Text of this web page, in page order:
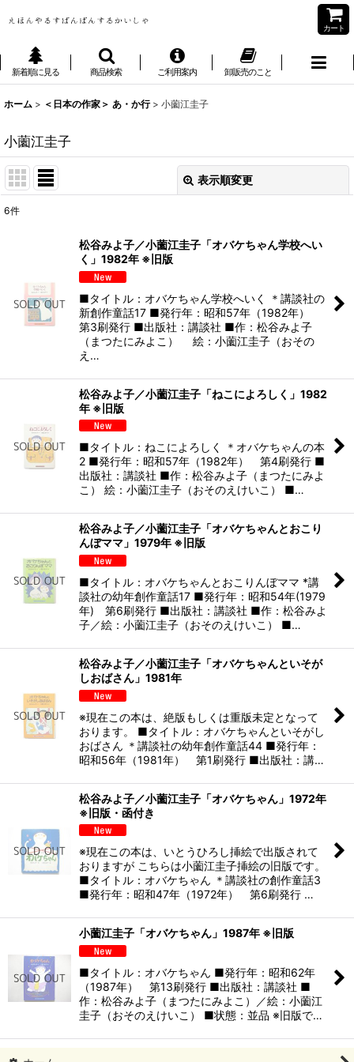
カート
新着順に見る 商品検索 ご利用案内 卸販売のこと
ホーム > ＜日本の作家＞ あ・か行 > 小薗江圭子
小薗江圭子
表示順変更
絞り込む
6件
松谷みよ子／小薗江圭子「オバケちゃん学校へい
く」1982年 ※旧版
■タイトル：オバケちゃん学校へいく ＊講談社の
新創作童話17 ■発行年：昭和57年（1982年）
第3刷発行 ■出版社：講談社 ■作：松谷みよ子
（まつたにみよこ） 絵：小薗江圭子（おその
え…
松谷みよ子／小薗江圭子「ねこによろしく」1982
年 ※旧版
■タイトル：ねこによろしく ＊オバケちゃんの本
2 ■発行年：昭和57年（1982年） 第4刷発行 ■
出版社：講談社 ■作：松谷みよ子（まつたにみよ
こ） 絵：小薗江圭子（おそのえけいこ） ■…
松谷みよ子／小薗江圭子「オバケちゃんとおこり
んぼママ」1979年 ※旧版
■タイトル：オバケちゃんとおこりんぼママ *講
談社の幼年創作童話17 ■発行年：昭和54年(1979
年) 第6刷発行 ■出版社：講談社 ■作：松谷みよ
子／絵：小薗江圭子（おそのえけいこ） ■…
松谷みよ子／小薗江圭子「オバケちゃんといそが
しおばさん」1981年
※現在この本は、絶版もしくは重版未定となって
おります。 ■タイトル：オバケちゃんといそがし
おばさん ＊講談社の幼年創作童話44 ■発行年：
昭和56年（1981年） 第1刷発行 ■出版社：講…
松谷みよ子／小薗江圭子「オバケちゃん」1972年
※旧版・函付き
※現在この本は、いとうひろし挿絵で出版されて
おりますが こちらは小薗江圭子挿絵の旧版です。
■タイトル：オバケちゃん ＊講談社の創作童話3
■発行年：昭和47年（1972年） 第6刷発行 …
小薗江圭子「オバケちゃん」1987年 ※旧版
■タイトル：オバケちゃん ■発行年：昭和62年
（1987年） 第13刷発行 ■出版社：講談社 ■
作：松谷みよ子（まつたにみよこ）／絵：小薗江
圭子（おそのえけいこ） ■状態：並品 ※旧版で…